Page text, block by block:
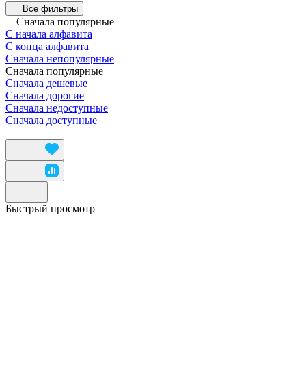
Все фильтры
Сначала популярные
С начала алфавита
С конца алфавита
Сначала непопулярные
Сначала популярные
Сначала дешевые
Сначала дорогие
Сначала недоступные
Сначала доступные
Быстрый просмотр